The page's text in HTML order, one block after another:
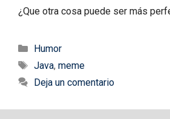
¿Que otra cosa puede ser más
Categorías
Humor
Etiquetas
Java, meme
Deja un comentario